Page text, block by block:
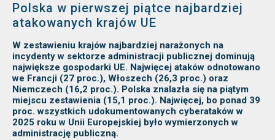
Polska w pierwszej piątce najbardziej
atakowanych krajów UE
W zestawieniu krajów najbardziej narażonych na
incydenty w sektorze administracji publicznej dominują
największe gospodarki UE. Najwięcej ataków odnotowano
we Francji (27 proc.), Włoszech (26,3 proc.) oraz
Niemczech (16,2 proc.). Polska znalazła się na piątym
miejscu zestawienia (15,1 proc.). Najwięcej, bo ponad 39
proc. wszystkich udokumentowanych cyberataków w
2025 roku w Unii Europejskiej było wymierzonych w
administrację publiczną.